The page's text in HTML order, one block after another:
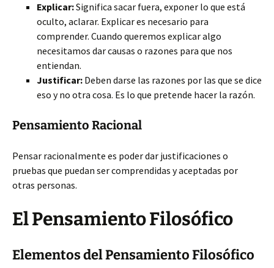
Explicar:Significa sacar fuera, exponer lo que está
oculto, aclarar. Explicar es necesario para
comprender. Cuando queremos explicar algo
necesitamos dar causas o razones para que nos
entiendan.
Justificar: Deben darse las razones por las que se dice
eso y no otra cosa. Es lo que pretende hacer la razón.
Pensamiento Racional
Pensar racionalmente es poder dar justificaciones o
pruebas que puedan ser comprendidas y aceptadas por
otras personas.
El Pensamiento Filosófico
Elementos del Pensamiento Filosófico